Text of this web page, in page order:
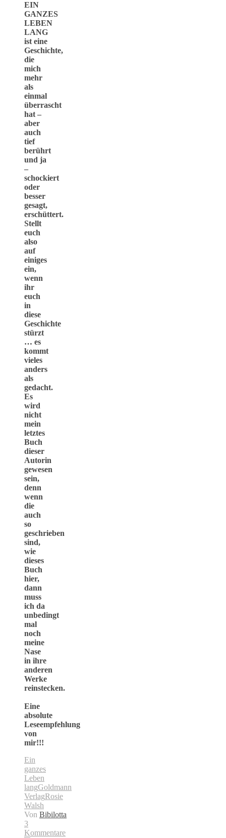
EIN
GANZES
LEBEN
LANG
ist eine
Geschichte,
die
mich
mehr
als
einmal
überrascht
hat –
aber
auch
tief
berührt
und ja
–
schockiert
oder
besser
gesagt,
erschüttert.
Stellt
euch
also
auf
einiges
ein,
wenn
ihr
euch
in
diese
Geschichte
stürzt
… es
kommt
vieles
anders
als
gedacht.
Es
wird
nicht
mein
letztes
Buch
dieser
Autorin
gewesen
sein,
denn
wenn
die
auch
so
geschrieben
sind,
wie
dieses
Buch
hier,
dann
muss
ich da
unbedingt
mal
noch
meine
Nase
in ihre
anderen
Werke
reinstecken.
Eine
absolute
Leseempfehlung
von
mir!!!
Ein
ganzes
Leben
langGoldmann
VerlagRosie
Walsh
Von Bibilotta
3
Kommentare